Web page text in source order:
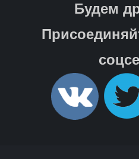
Будем